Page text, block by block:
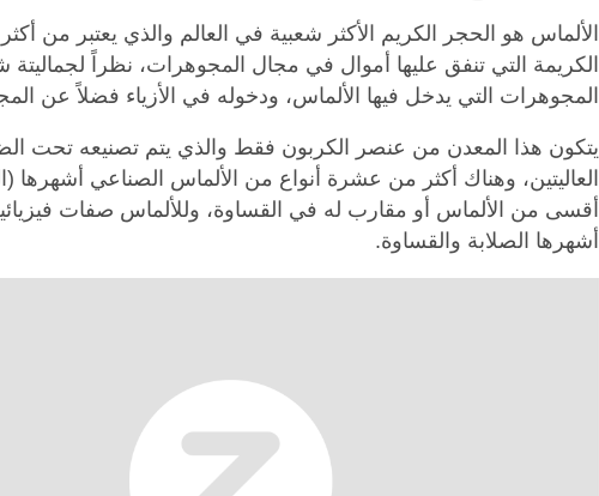
الألماس هو الحجر الكريم الأكثر شعبية في العالم والذي يعتبر من أكثر
الكريمة التي تنفق عليها أموال في مجال المجوهرات، نظراً
المجوهرات التي يدخل فيها الألماس، ودخوله في الأزياء فضلاً عن
يتكون هذا المعدن من عنصر الكربون فقط والذي يتم تصنيعه تحت
العاليتين، وهناك أكثر من عشرة أنواع من الألماس الصناعي أشهرها
أقسى من الألماس أو مقارب له في القساوة، وللألماس صفات
أشهرها الصلابة والقساوة.